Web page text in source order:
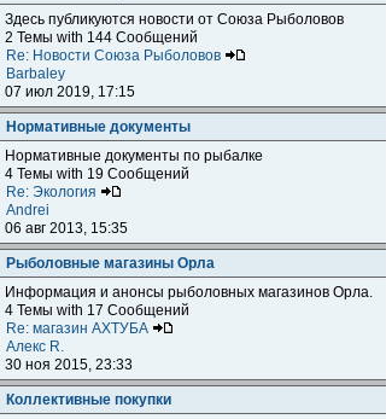
Здесь публикуются новости от Союза Рыболовов
2 Темы with 144 Сообщений
Re: Новости Союза Рыболовов
Barbaley
07 июл 2019, 17:15
Нормативные документы
Нормативные документы по рыбалке
4 Темы with 19 Сообщений
Re: Экология
Andrei
06 авг 2013, 15:35
Рыболовные магазины Орла
Информация и анонсы рыболовных магазинов Орла.
4 Темы with 17 Сообщений
Re: магазин АХТУБА
Алекс R.
30 ноя 2015, 23:33
Коллективные покупки